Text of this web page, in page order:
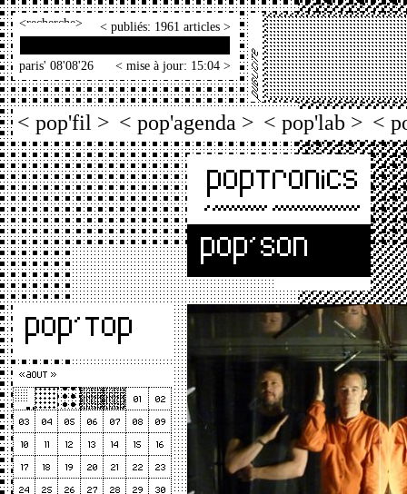
< > < publiés: 1961 articles >
paris' 08'08'26 < mise à jour: 15:04 >
< pop'fil > < pop'agenda > < pop'lab > <